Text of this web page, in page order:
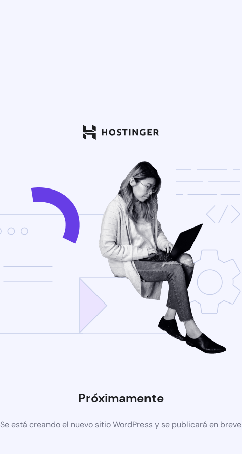
Próximamente
Se está creando el nuevo sitio WordPress y se publicará en breve